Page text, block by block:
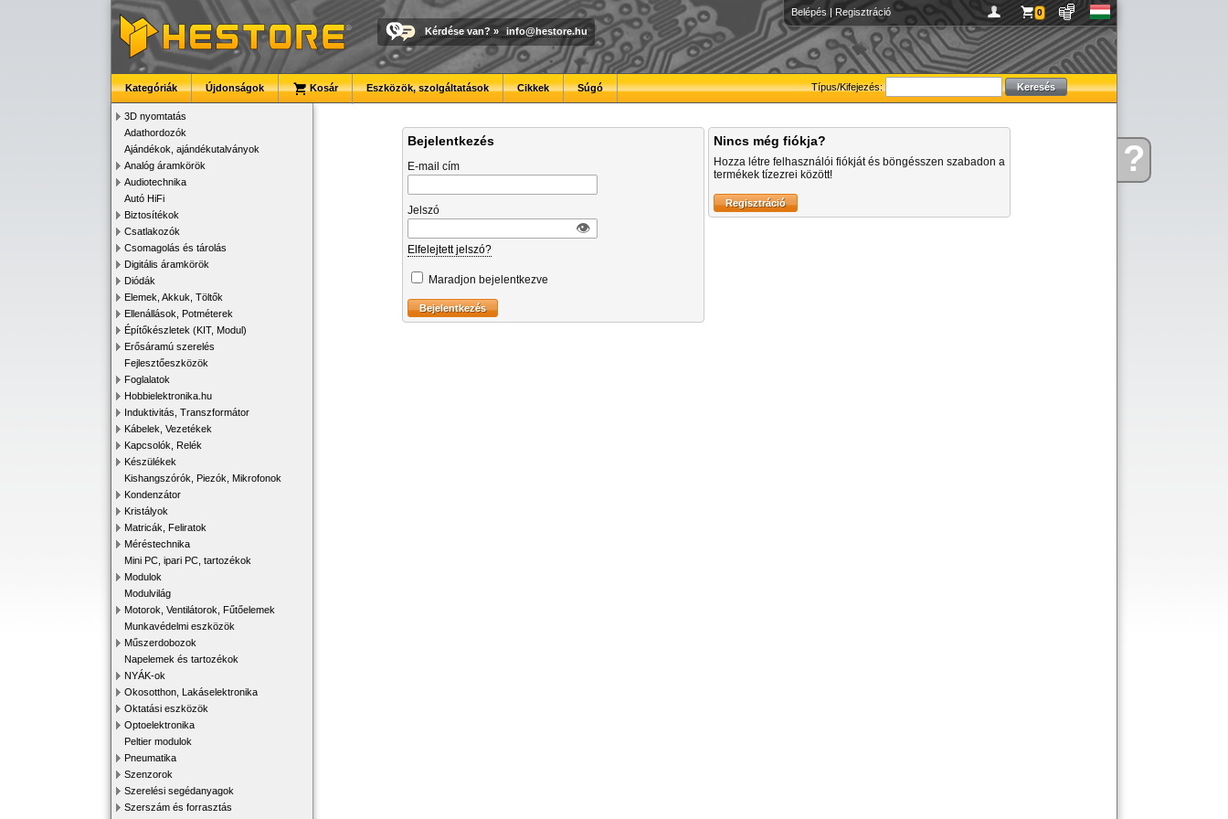
Kérdése?
Belépés | Regisztráció 0
Kérdése van? » info@hestore.hu
Típus/Kifejezés:
Kategóriák Újdonságok Kosár Eszközök, szolgáltatások Cikkek Súgó
3D nyomtatás
Adathordozók
Ajándékok, ajándékutalványok
Analóg áramkörök
Audiotechnika
Autó HiFi
Biztosítékok
Csatlakozók
Csomagolás és tárolás
Digitális áramkörök
Diódák
Elemek, Akkuk, Töltők
Ellenállások, Potméterek
Építőkészletek (KIT, Modul)
Erősáramú szerelés
Fejlesztőeszközök
Foglalatok
Hobbielektronika.hu
Induktivitás, Transzformátor
Kábelek, Vezetékek
Kapcsolók, Relék
Készülékek
Kishangszórók, Piezók, Mikrofonok
Kondenzátor
Kristályok
Matricák, Feliratok
Méréstechnika
Mini PC, ipari PC, tartozékok
Modulok
Modulvilág
Motorok, Ventilátorok, Fűtőelemek
Munkavédelmi eszközök
Műszerdobozok
Napelemek és tartozékok
NYÁK-ok
Okosotthon, Lakáselektronika
Oktatási eszközök
Optoelektronika
Peltier modulok
Pneumatika
Szenzorok
Szerelési segédanyagok
Szerszám és forrasztás
Bejelentkezés
E-mail cím
Jelszó
👁︎
Elfelejtett jelszó?
Maradjon bejelentkezve
Nincs még fiókja?
Hozza létre felhasználói fiókját és böngésszen szabadon a
termékek tízezrei között!